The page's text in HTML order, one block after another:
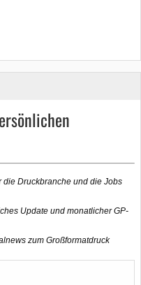
die Druckbranche und die Jobs
Update und monatlicher GP-
zum Großformatdruck